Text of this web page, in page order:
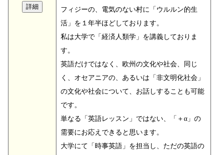
フィジーの、電気のない村に「ウルルン的生
活」を１年半ほどしております。
私は大学で「経済人類学」を講義しておりま
す。
英語だけではなく、欧州の文化や社会、同じ
く、オセアニアの、あるいは「非文明化社会」
の文化や社会について、お話しすることも可能
です。
単なる「英語レッスン」ではない、「＋α」の
需要にお応えできると思います。
大学にて「時事英語」を担当し、ただの英語の